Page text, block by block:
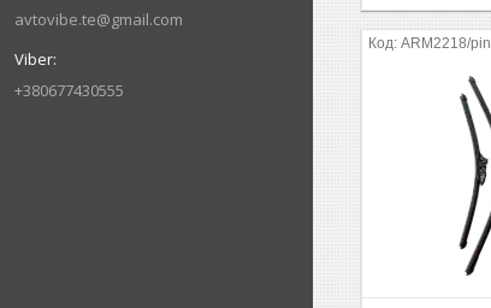
avtovibe.te@gmail.com
+380677430555
ARM2218/pin